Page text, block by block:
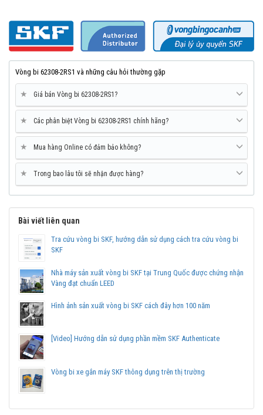
Anh - Đại lý uỷ quyền SKF.
Mua vòng bi bạc đạn SKF 62308 chính hãng ở đâu uy
Vòng bi Ngọc Anh là đại lý ủy quyền SKF tại Việt Nam.
tranh, Giao hàng toàn quốc.
Liên hệ với Vòng bi Ngọc Anh
bi SKF 62308 chính hãng.
Vòng bi 62308-2RS1 và những câu hỏi thường gặp
★ Giá bán Vòng bi 62308-2RS1?
★ Các phân biệt Vòng bi 62308-2RS1 chính hãng?
★ Mua hàng Online có đảm bảo không?
★ Trong bao lâu tôi sẽ nhận được hàng?
Bài viết liên quan
Tra cứu vòng bi SKF, hướng dẫn sử dụng cách tra cứu vòng bi
SKF
Nhà máy sản xuất vòng bi SKF tại Trung Quốc được chứng nhận
Vàng đạt chuẩn LEED
Hình ảnh sản xuất vòng bi SKF cách đây hơn 100 năm
[Video] Hướng dẫn sử dụng phần mềm SKF Authenticate
Vòng bi xe gắn máy SKF thông dụng trên thị trường